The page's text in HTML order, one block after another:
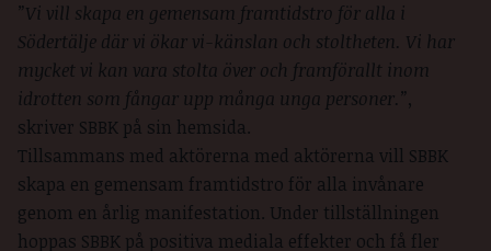
”Vi vill skapa en gemensam framtidstro för alla i
Södertälje där vi ökar vi-känslan och stoltheten. Vi har
mycket vi kan vara stolta över och framförallt inom
idrotten som fångar upp många unga personer.”,
skriver SBBK på sin hemsida.
Tillsammans med aktörerna med aktörerna vill SBBK
skapa en gemensam framtidstro för alla invånare
genom en årlig manifestation. Under tillställningen
hoppas SBBK på positiva mediala effekter och få fler